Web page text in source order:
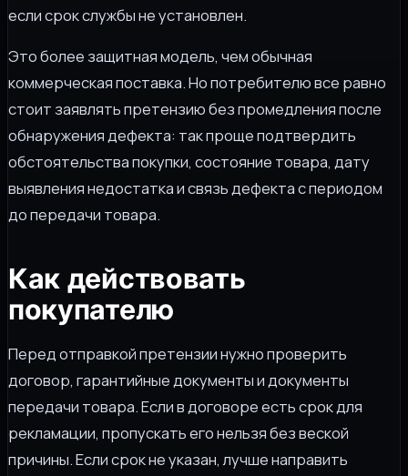
если срок службы не установлен.
Это более защитная модель, чем обычная
коммерческая поставка. Но потребителю все равно
стоит заявлять претензию без промедления после
обнаружения дефекта: так проще подтвердить
обстоятельства покупки, состояние товара, дату
выявления недостатка и связь дефекта с периодом
до передачи товара.
Как действовать
покупателю
Перед отправкой претензии нужно проверить
договор, гарантийные документы и документы
передачи товара. Если в договоре есть срок для
рекламации, пропускать его нельзя без веской
причины. Если срок не указан, лучше направить